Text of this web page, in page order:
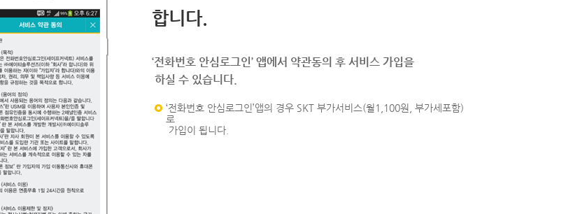
합니다.
‘전화번호 안심로그인’ 앱에서 약관동의 후 서비스 가입을
하실 수 있습니다.
‘전화번호 안심로그인’앱의 경우 SKT 부가서비스(월1,100원, 부가세포함)
로
가입이 됩니다.